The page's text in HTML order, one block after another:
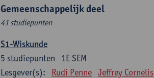
Gemeenschappelijk deel
41 studiepunten
S1-Wiskunde
1E SEM
5 studiepunten
Lesgever(s):
Rudi Penne Jeffrey Cornelis